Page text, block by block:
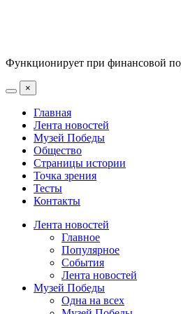
Функционирует при финансовой
×
Главная
Лента новостей
Музей Победы
Общество
Страницы истории
Точка зрения
Тесты
Контакты
Лента новостей
Главное
Популярное
События
Лента новостей
Музей Победы
Одна на всех